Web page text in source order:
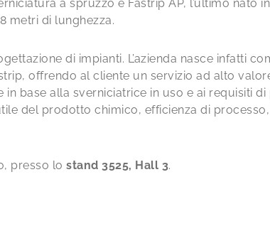
a spruzzo e Fastrip AP, l’ultimo nato
metri di lunghezza.
di impianti. L’azienda nasce infatti
offrendo al cliente un servizio ad alto
base alla sverniciatrice in uso e ai requisiti
del prodotto chimico, efficienza di
presso lo stand 3525, Hall 3.